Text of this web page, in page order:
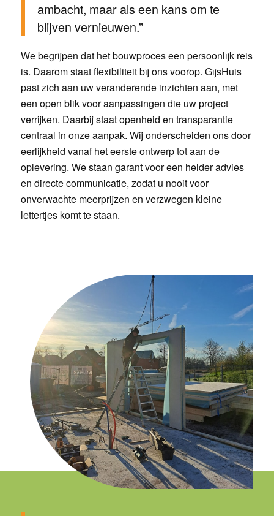
ambacht, maar als een kans om te
blijven vernieuwen.”
We begrijpen dat het bouwproces een persoonlijk reis
is. Daarom staat flexibiliteit bij ons voorop. GijsHuis
past zich aan uw veranderende inzichten aan, met
een open blik voor aanpassingen die uw project
verrijken. Daarbij staat openheid en transparantie
centraal in onze aanpak. Wij onderscheiden ons door
eerlijkheid vanaf het eerste ontwerp tot aan de
oplevering. We staan garant voor een helder advies
en directe communicatie, zodat u nooit voor
onverwachte meerprijzen en verzwegen kleine
lettertjes komt te staan.